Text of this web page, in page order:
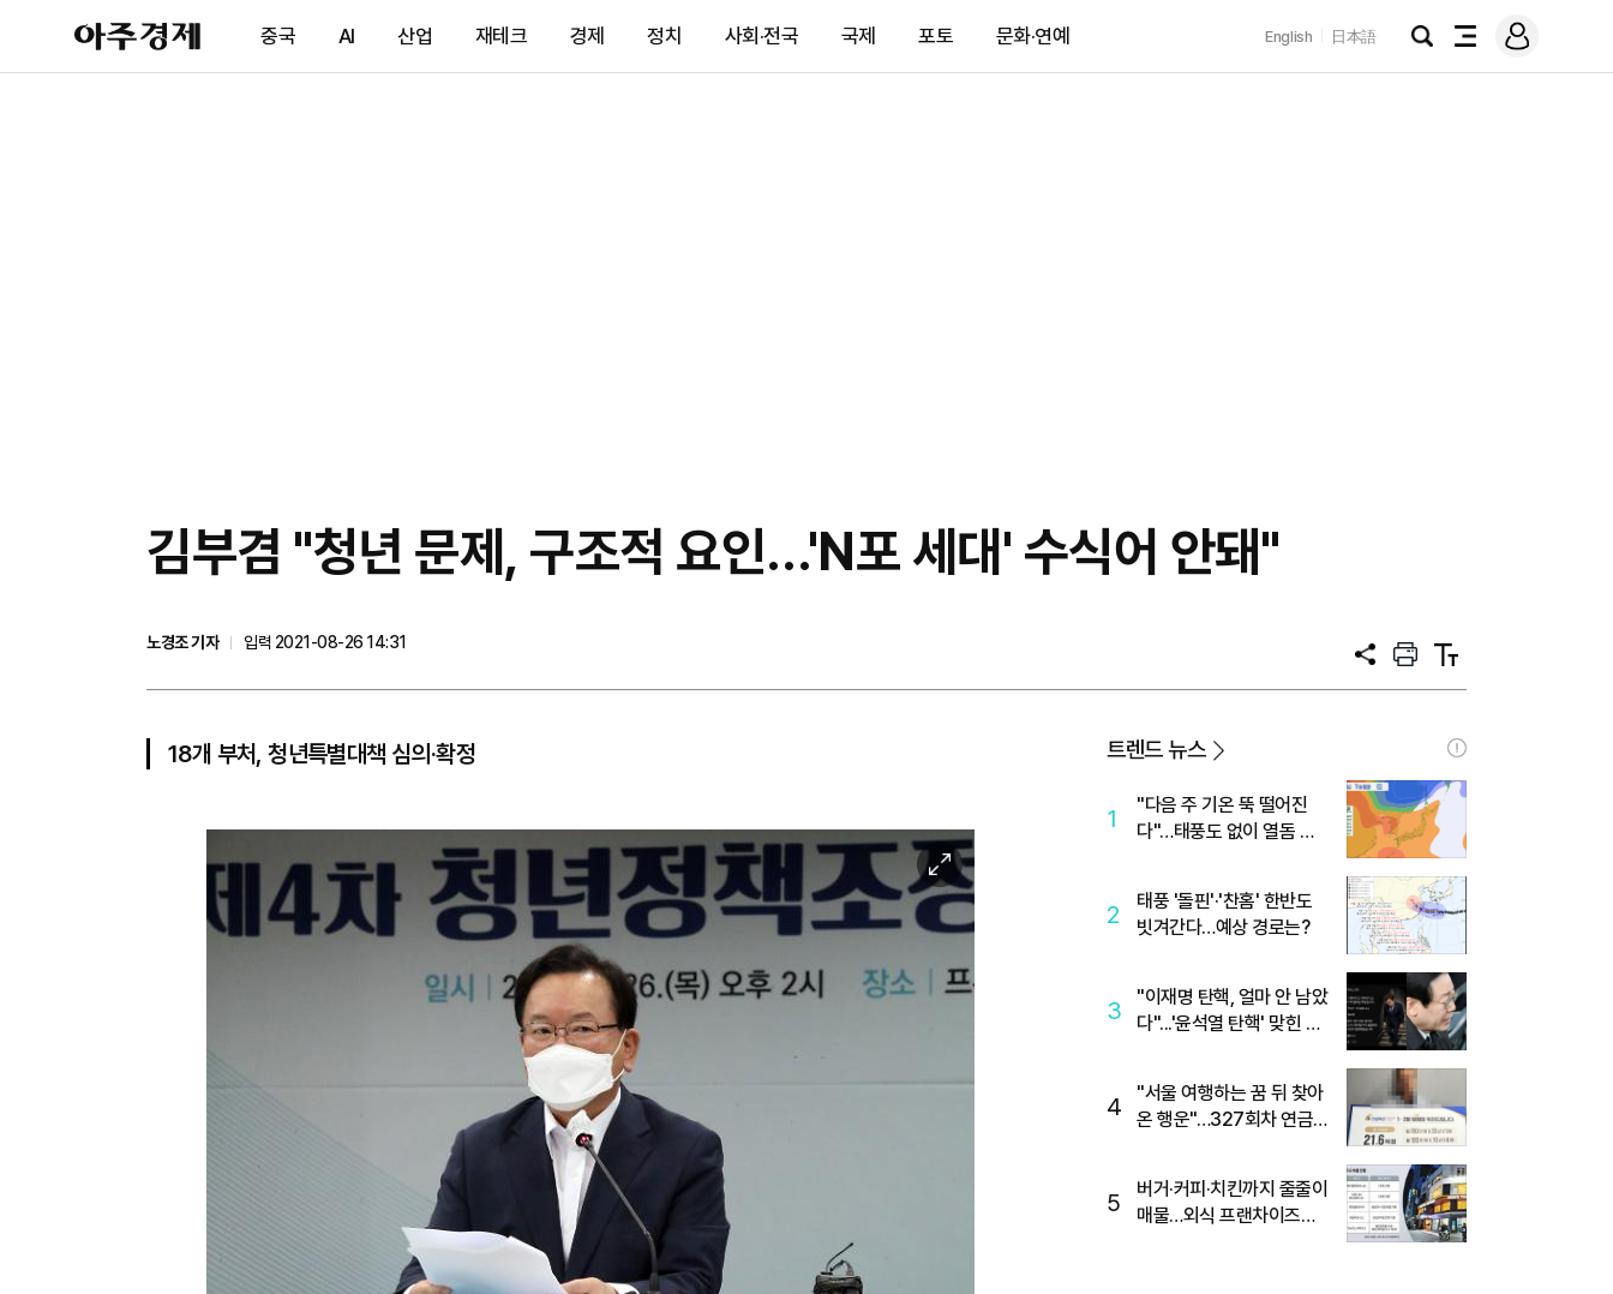
아
주
제
중국 AI 산업 재테크 경제 정치 사회·전국 국제 포토 문화·연예 English 日本語
검
전
메
그
김부겸 "청년 문제, 구조적 요인…'N포 세대' 수식어 안돼"
노경조 기자
입력 2021-08-26 14:31
공
프
트
텍
트
18개 부처, 청년특별대책 심의·확정
이
미
지
확
대
트렌드 뉴스
1
"다음 주 기온 뚝 떨어진
다"…태풍도 없이 열돔 박
2
태풍 '돌핀'·'찬홈' 한반도
빗겨간다…예상 경로는?
3
"이재명 탄핵, 얼마 안 남았
다"...'윤석열 탄핵' 맞힌 무
4
"서울 여행하는 꿈 뒤 찾아
온 행운"…327회차 연금
5
버거·커피·치킨까지 줄줄이
매물…외식 프랜차이즈